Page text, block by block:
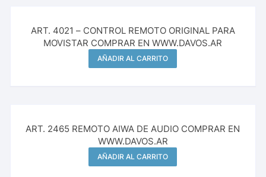
ART. 4021 – CONTROL REMOTO ORIGINAL PARA
MOVISTAR COMPRAR EN WWW.DAVOS.AR
AÑADIR AL CARRITO
ART. 2465 REMOTO AIWA DE AUDIO COMPRAR EN
WWW.DAVOS.AR
AÑADIR AL CARRITO